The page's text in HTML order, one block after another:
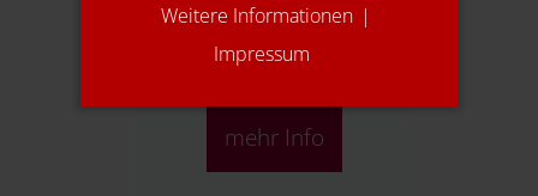
1A Autoservice
mehr Info
Weitere Informationen |
Impressum